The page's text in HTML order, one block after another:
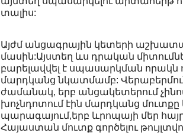
տալիս:
Այժմ անցագրային կետերի
մասին:Այստեղ ևս դրական
բարելավվել է սպասարկման որակն
մարդկանց նկատմամբ:
ժամանակ, երբ անցակետերում
խոչնդոտում էին մարդկանց մուտքը
պարագայում,երբ ևրոպայի մեր
Հայաստան մուտք գործելու